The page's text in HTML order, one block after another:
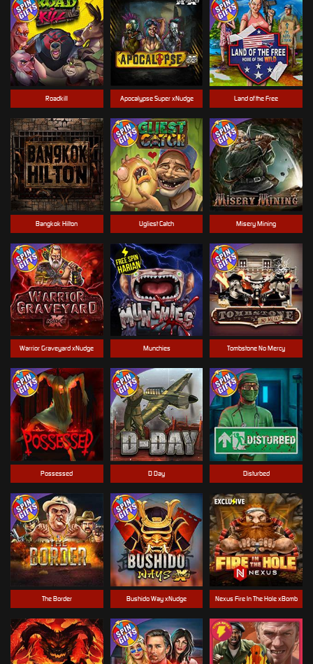
Nexus Fire In The Hole xBomb
Munchies
Apocalypse Super xNudge
Bangkok Hilton
Tombstone No Mercy
Roadkill Land of the Free
Warrior Graveyard xNudge
Possessed Disturbed
Misery Mining
Bushido Way xNudge
D Day
The Border
Ugliest Catch